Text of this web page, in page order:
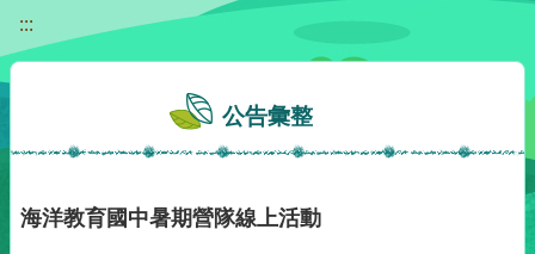
:::
公告彙整
海洋教育國中暑期營隊線上活動